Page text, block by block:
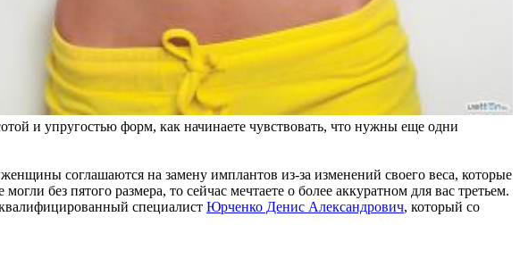
и упругостью форм, как начинаете чувствовать, что нужны еще одни
соглашаются на замену имплантов из-за изменений своего веса, которые
без пятого размера, то сейчас мечтаете о более аккуратном для вас третьем.
специалист Юрченко Денис Александрович, который со